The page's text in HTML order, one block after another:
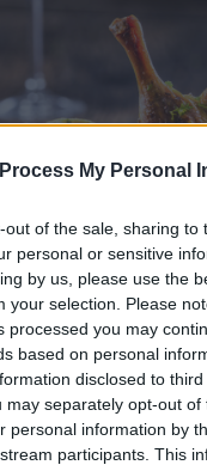
My Personal
out of the sale, sharing to
personal or sensitive
by us, please use the
your selection. Please
processed you may
based on personal
disclosed to
may separately opt-out of
personal information by
participants. This
szintén római
magyar alakja.
harcos / hadakozó.